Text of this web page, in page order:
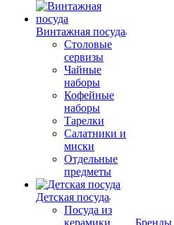
Винтажная посуда
Столовые
сервизы
Чайные
наборы
Кофейные
наборы
Тарелки
Салатники и
миски
Отдельные
предметы
Детская посуда
Посуда из
керамики
Бренды